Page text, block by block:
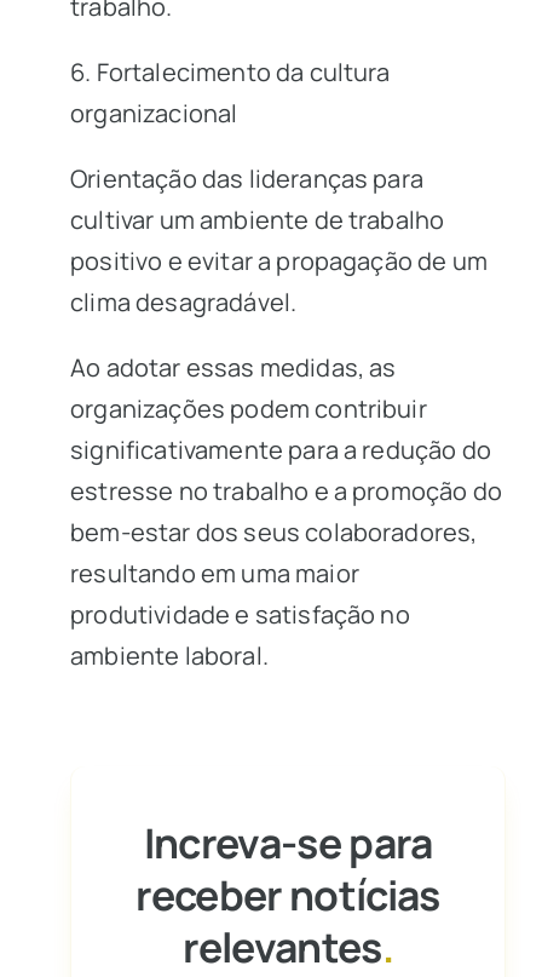
trabalho.
6. Fortalecimento da cultura
organizacional
Orientação das lideranças para
cultivar um ambiente de trabalho
positivo e evitar a propagação de um
clima desagradável.
Ao adotar essas medidas, as
organizações podem contribuir
significativamente para a redução do
estresse no trabalho e a promoção do
bem-estar dos seus colaboradores,
resultando em uma maior
produtividade e satisfação no
ambiente laboral.
Increva-se para
receber notícias
relevantes.